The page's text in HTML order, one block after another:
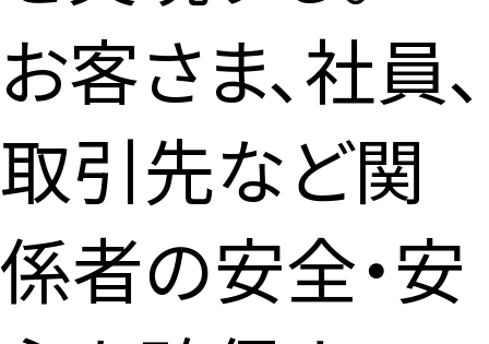
お客さま、社員、
取引先など関
係者の安全・安